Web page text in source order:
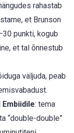
rahastab
et Brunson
punkti, kogub
et tal õnnestub
väljuda, peab
Embiidile: tema
“double-double”